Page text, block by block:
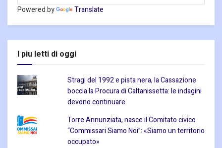
Powered by Translate
I piu letti di oggi
Stragi del 1992 e pista nera, la Cassazione
boccia la Procura di Caltanissetta: le indagini
devono continuare
Torre Annunziata, nasce il Comitato civico
“Commissari Siamo Noi”: «Siamo un territorio
occupato»